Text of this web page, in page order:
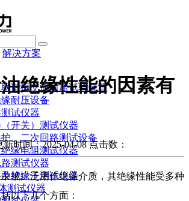
谐振交流耐压试验装置
耐压设备
试仪器
开关）测试仪器
、二次回路测试设备
缘电阻测试仪器
测试仪器
绝缘子测试仪器
测试仪器
解决方案
绝缘性能的因素有
新时间：2025-04-08 点击数：
被广泛用作绝缘介质，其绝缘性能受多种
以下几个方面：